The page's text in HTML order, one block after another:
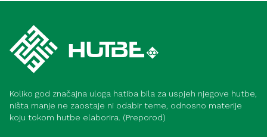
Koliko god značajna uloga hatiba bila za uspjeh njegove hutbe,
ništa manje ne zaostaje ni odabir teme, odnosno materije
koju tokom hutbe elaborira. (Preporod)